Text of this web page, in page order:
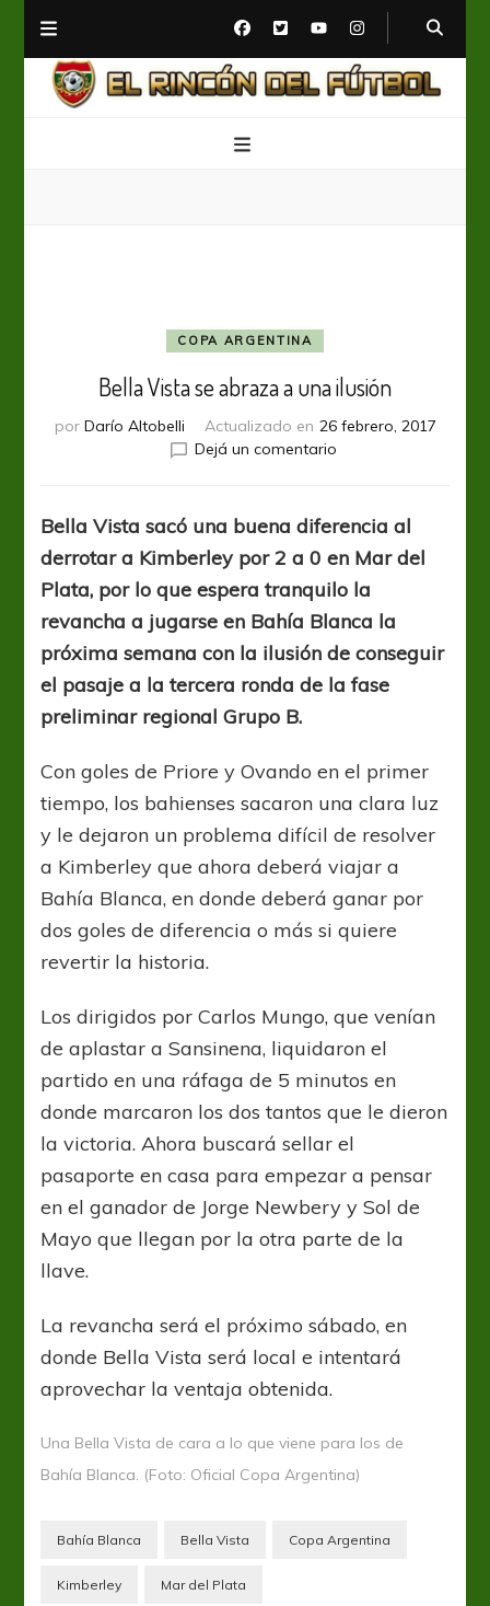
COPA ARGENTINA
Bella Vista se abraza a una ilusión
por Darío Altobelli Actualizado en 26 febrero, 2017
Dejá un comentarioen
abraza
a
una
ilusión
Bella Vista sacó una buena diferencia al
derrotar a Kimberley por 2 a 0 en Mar del
Plata, por lo que espera tranquilo la
revancha a jugarse en Bahía Blanca la
próxima semana con la ilusión de conseguir
el pasaje a la tercera ronda de la fase
preliminar regional Grupo B.
Con goles de Priore y Ovando en el primer
tiempo, los bahienses sacaron una clara luz
y le dejaron un problema difícil de resolver
a Kimberley que ahora deberá viajar a
Bahía Blanca, en donde deberá ganar por
dos goles de diferencia o más si quiere
revertir la historia.
Los dirigidos por Carlos Mungo, que venían
de aplastar a Sansinena, liquidaron el
partido en una ráfaga de 5 minutos en
donde marcaron los dos tantos que le dieron
la victoria. Ahora buscará sellar el
pasaporte en casa para empezar a pensar
en el ganador de Jorge Newbery y Sol de
Mayo que llegan por la otra parte de la
llave.
La revancha será el próximo sábado, en
donde Bella Vista será local e intentará
aprovechar la ventaja obtenida.
Una Bella Vista de cara a lo que viene para los de
Bahía Blanca. (Foto: Oficial Copa Argentina)
Bahía Blanca Bella Vista Copa Argentina
Kimberley Mar del Plata